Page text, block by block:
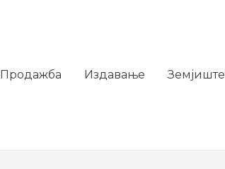
Продажба Издавање Земјиште